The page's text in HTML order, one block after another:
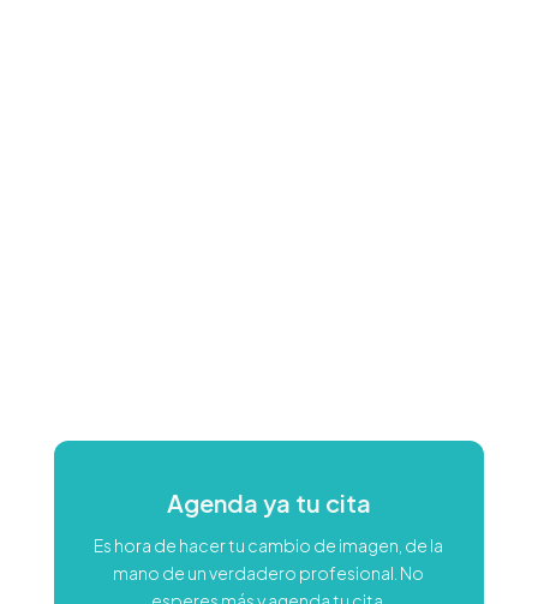
Agenda ya tu cita
Es hora de hacer tu cambio de imagen, de la
mano de un verdadero profesional. No